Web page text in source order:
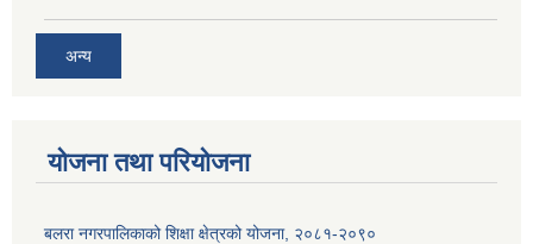
अन्य
योजना तथा परियोजना
बलरा नगरपालिकाको शिक्षा क्षेत्रको योजना, २०८१-२०९०